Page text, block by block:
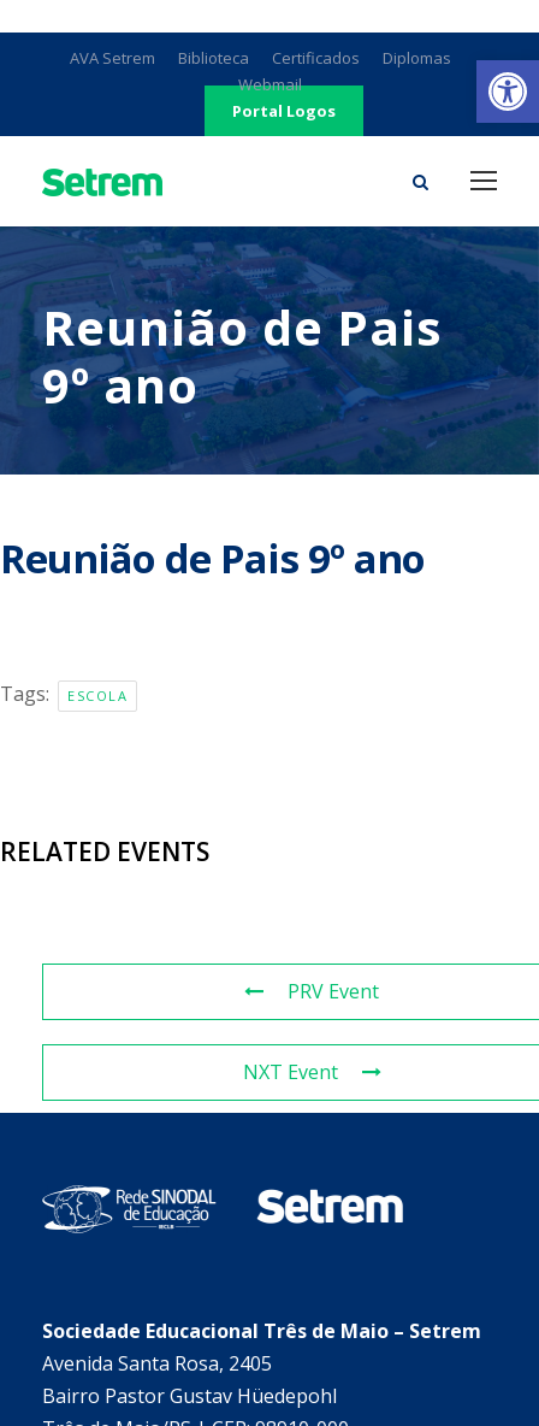
AVA Setrem Biblioteca Certificados
Diplomas
Webmail
Portal Logos
Reunião de Pais
9º ano
Reunião de Pais 9º ano
Tags: ESCOLA
RELATED EVENTS
PRV Event
NXT Event
Sociedade Educacional Três de Maio – Setrem
Avenida Santa Rosa, 2405
Bairro Pastor Gustav Hüedepohl